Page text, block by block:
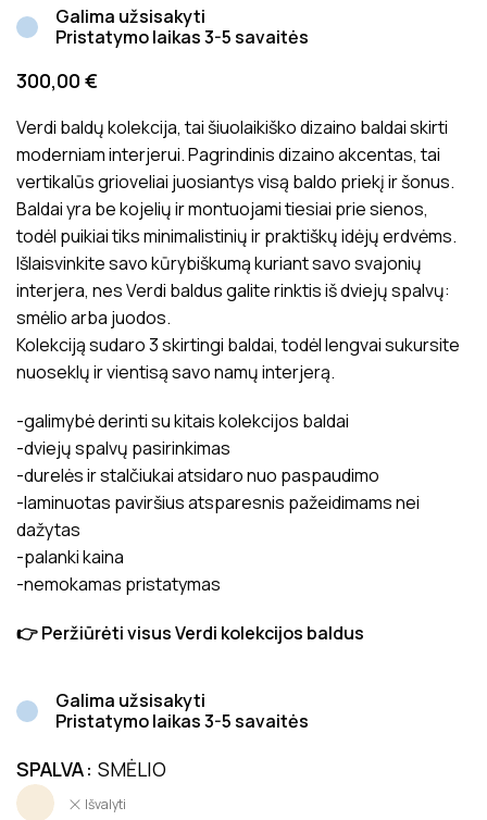
Galima užsisakyti
Pristatymo laikas 3-5 savaitės
300,00 €
Verdi baldų kolekcija, tai šiuolaikiško dizaino baldai skirti
moderniam interjerui. Pagrindinis dizaino akcentas, tai
vertikalūs grioveliai juosiantys visą baldo priekį ir šonus.
Baldai yra be kojelių ir montuojami tiesiai prie sienos,
todėl puikiai tiks minimalistinių ir praktiškų idėjų erdvėms.
Išlaisvinkite savo kūrybiškumą kuriant savo svajonių
interjera, nes Verdi baldus galite rinktis iš dviejų spalvų:
smėlio arba juodos.
Kolekciją sudaro 3 skirtingi baldai, todėl lengvai sukursite
nuoseklų ir vientisą savo namų interjerą.
-galimybė derinti su kitais kolekcijos baldai
-dviejų spalvų pasirinkimas
-durelės ir stalčiukai atsidaro nuo paspaudimo
-laminuotas paviršius atsparesnis pažeidimams nei
dažytas
-palanki kaina
-nemokamas pristatymas
👉 Peržiūrėti visus Verdi kolekcijos baldus
Galima užsisakyti
Pristatymo laikas 3-5 savaitės
SPALVA SMĖLIO
Išvalyti